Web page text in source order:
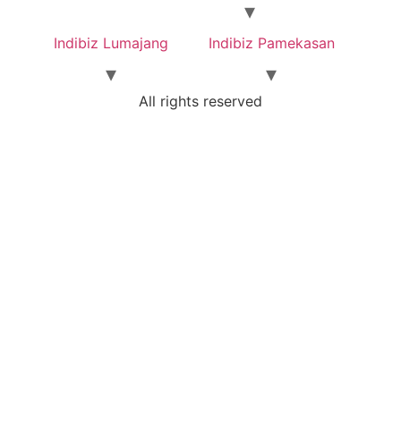
Indibiz Lumajang Indibiz Pamekasan
All rights reserved